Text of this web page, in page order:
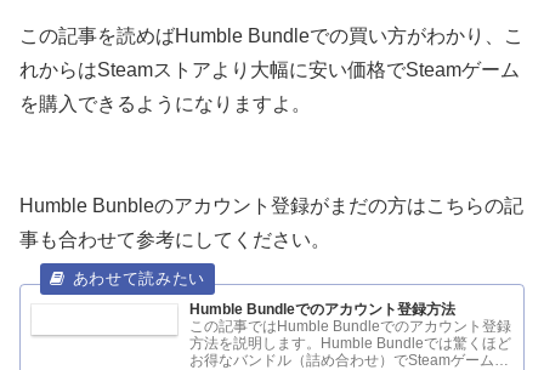
この記事を読めばHumble Bundleでの買い方がわかり、こ
れからはSteamストアより大幅に安い価格でSteamゲーム
を購入できるようになりますよ。
Humble Bunbleのアカウント登録がまだの方はこちらの記
事も合わせて参考にしてください。
Humble Bundleでのアカウント登録方法
この記事ではHumble Bundleでのアカウント登録
方法を説明します。Humble Bundleでは驚くほど
お得なバンドル（詰め合わせ）でSteamゲーム